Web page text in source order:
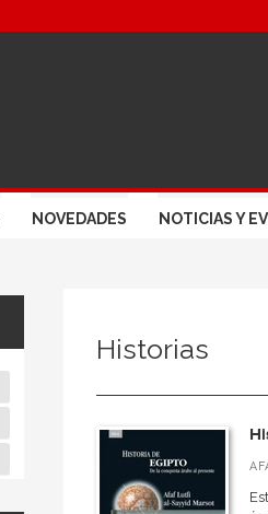
NOVEDADES NOTICIAS Y
Historias